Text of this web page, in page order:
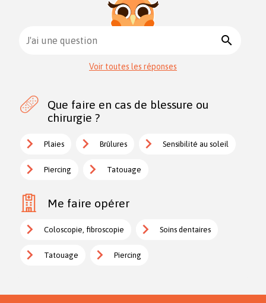
J'ai une question search
Voir toutes les réponses
Que faire en cas de blessure ou
chirurgie ?
Plaies Brûlures Sensibilité au soleil
Piercing Tatouage
Me faire opérer
Coloscopie, fibroscopie Soins dentaires
Tatouage Piercing